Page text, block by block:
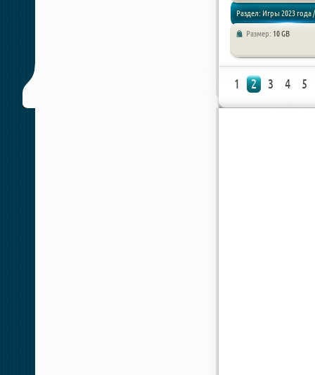
Раздел: Игры 2023 года /
Размер: 10 GB
1 2 3 4 5